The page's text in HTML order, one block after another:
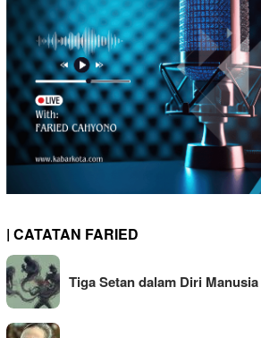
| CATATAN FARIED
Tiga Setan dalam Diri Manusia